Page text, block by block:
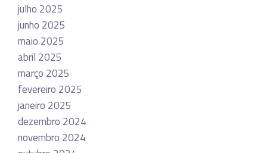
julho 2025
junho 2025
maio 2025
abril 2025
março 2025
fevereiro 2025
janeiro 2025
dezembro 2024
novembro 2024